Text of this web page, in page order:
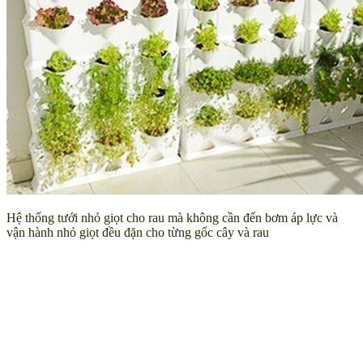
Hệ thống tưới nhỏ giọt cho rau mà không cần đến bơm áp lực và
vận hành nhỏ giọt đều đặn cho từng gốc cây và rau